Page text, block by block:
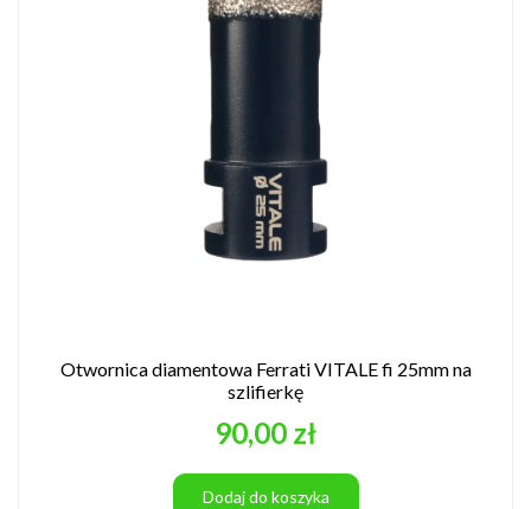
Otwornica diamentowa Ferrati VITALE fi 25mm na
szlifierkę
Cena
90,00 zł
Dodaj do koszyka